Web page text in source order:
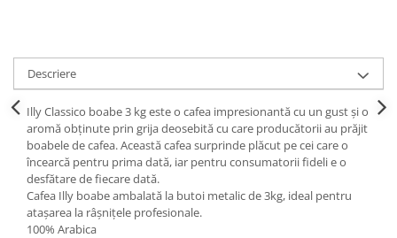
Descriere
Illy Classico boabe 3 kg este o cafea impresionantă cu un gust și o
aromă obținute prin grija deosebită cu care producătorii au prăjit
boabele de cafea. Această cafea surprinde plăcut pe cei care o
încearcă pentru prima dată, iar pentru consumatorii fideli e o
desfătare de fiecare dată.
Cafea Illy boabe ambalată la butoi metalic de 3kg, ideal pentru
atașarea la râșnițele profesionale.
100% Arabica